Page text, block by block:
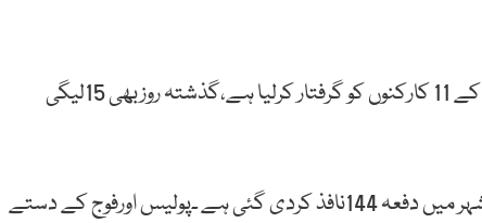
پولیس نے مختلف مقامات پر چھاپے مار کر ن لیگ کے 11 کارکنوں کو گرفتار کرلیا ہے،گذشتہ روزبھی 15لیگی
تمام زیرحراست افرادکو کوٹلی منتقل کردیاگیاہے۔شہر میں دفعہ 144نافذ کردی گئی ہے ۔پولیس اورفوج کے دستے